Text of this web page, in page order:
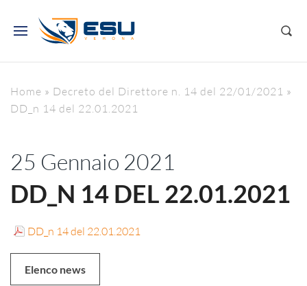
Home » Decreto del Direttore n. 14 del 22/01/2021 »
DD_n 14 del 22.01.2021
25 Gennaio 2021
DD_N 14 DEL 22.01.2021
DD_n 14 del 22.01.2021
Elenco news